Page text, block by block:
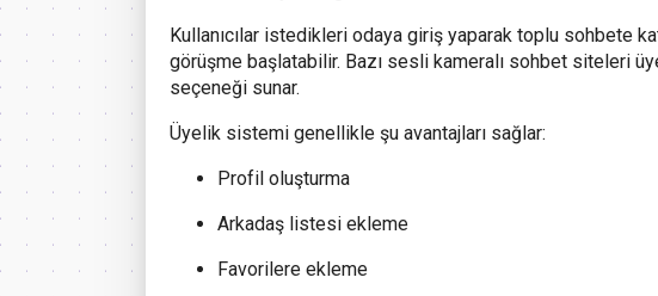
Kullanıcılar istedikleri odaya giriş yaparak toplu sohbete
görüşme başlatabilir. Bazı sesli kameralı sohbet siteleri
seçeneği sunar.
Üyelik sistemi genellikle şu avantajları sağlar:
Profil oluşturma
Arkadaş listesi ekleme
Favorilere ekleme